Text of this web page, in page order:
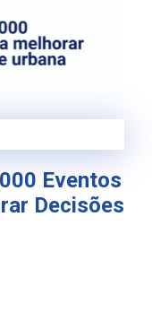
Eventos
Decisões